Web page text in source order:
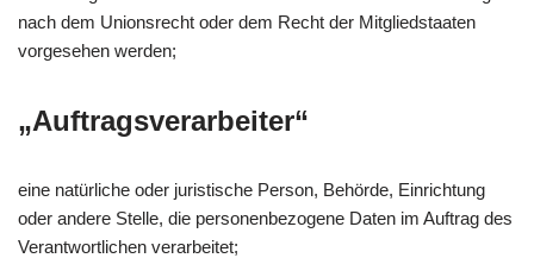
nach dem Unionsrecht oder dem Recht der Mitgliedstaaten
vorgesehen werden;
„Auftragsverarbeiter“
eine natürliche oder juristische Person, Behörde, Einrichtung
oder andere Stelle, die personenbezogene Daten im Auftrag des
Verantwortlichen verarbeitet;